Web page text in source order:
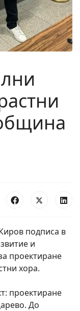
подписа в
и
проектиране
хора.
проектиране
До